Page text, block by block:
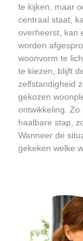
te kijken, maar
centraal staat,
overheerst, kan
worden
woonvorm te
te kiezen, blijft
zelfstandigheid
gekozen
ontwikkeling. Zo
haalbare stap,
Wanneer de
gekeken welke